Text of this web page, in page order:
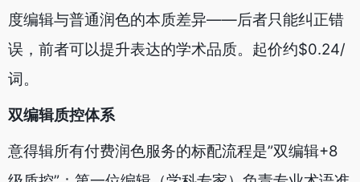
度编辑与普通润色的本质差异——后者只能纠正错
误，前者可以提升表达的学术品质。起价约$0.24/
词。
双编辑质控体系
意得辑所有付费润色服务的标配流程是”双编辑+8